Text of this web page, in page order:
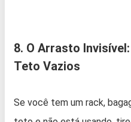
8. O Arrasto
Teto Vazios
Se você tem um rack,